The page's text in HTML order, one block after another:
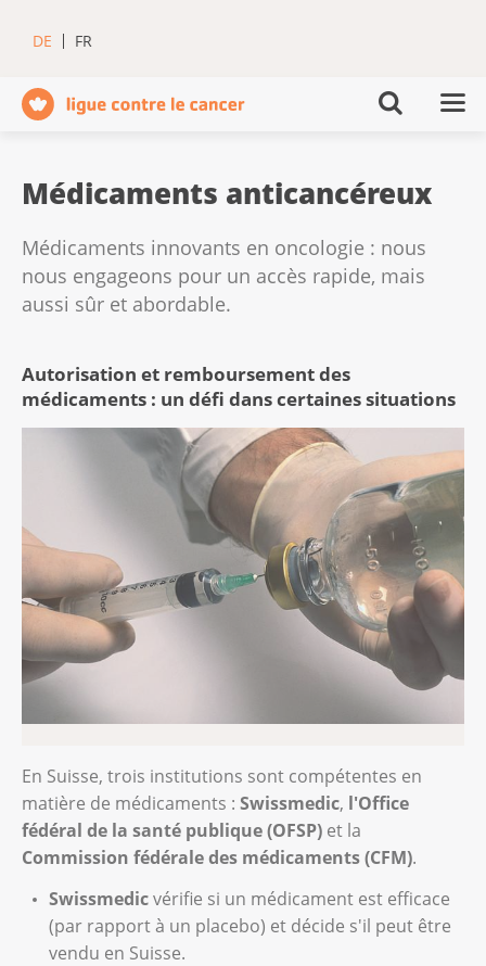
DE FR
Médicaments anticancéreux
Médicaments innovants en oncologie : nous
nous engageons pour un accès rapide, mais
aussi sûr et abordable.
Autorisation et remboursement des
médicaments : un défi dans certaines situations
En Suisse, trois institutions sont compétentes en
matière de médicaments : Swissmedic, l'Office
fédéral de la santé publique (OFSP) et la
Commission fédérale des médicaments (CFM).
Swissmedicvérifie si un médicament est efficace
(par rapport à un placebo) et décide s'il peut être
vendu en Suisse.